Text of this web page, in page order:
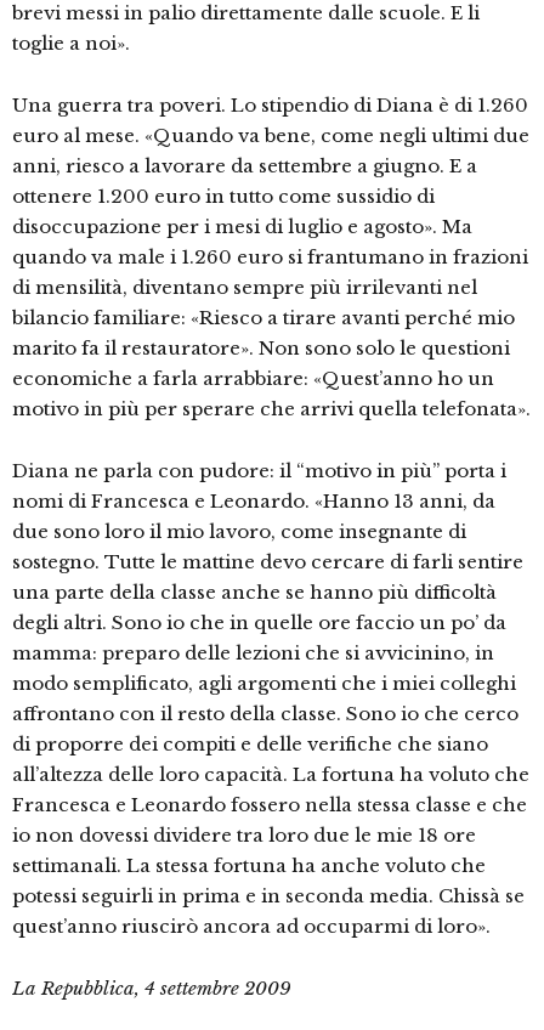
brevi messi in palio direttamente dalle scuole. E li
toglie a noi».
Una guerra tra poveri. Lo stipendio di Diana è di 1.260
euro al mese. «Quando va bene, come negli ultimi due
anni, riesco a lavorare da settembre a giugno. E a
ottenere 1.200 euro in tutto come sussidio di
disoccupazione per i mesi di luglio e agosto». Ma
quando va male i 1.260 euro si frantumano in frazioni
di mensilità, diventano sempre più irrilevanti nel
bilancio familiare: «Riesco a tirare avanti perché mio
marito fa il restauratore». Non sono solo le questioni
economiche a farla arrabbiare: «Quest’anno ho un
motivo in più per sperare che arrivi quella telefonata».
Diana ne parla con pudore: il “motivo in più” porta i
nomi di Francesca e Leonardo. «Hanno 13 anni, da
due sono loro il mio lavoro, come insegnante di
sostegno. Tutte le mattine devo cercare di farli sentire
una parte della classe anche se hanno più difficoltà
degli altri. Sono io che in quelle ore faccio un po’ da
mamma: preparo delle lezioni che si avvicinino, in
modo semplificato, agli argomenti che i miei colleghi
affrontano con il resto della classe. Sono io che cerco
di proporre dei compiti e delle verifiche che siano
all’altezza delle loro capacità. La fortuna ha voluto che
Francesca e Leonardo fossero nella stessa classe e che
io non dovessi dividere tra loro due le mie 18 ore
settimanali. La stessa fortuna ha anche voluto che
potessi seguirli in prima e in seconda media. Chissà se
quest’anno riuscirò ancora ad occuparmi di loro».
La Repubblica, 4 settembre 2009